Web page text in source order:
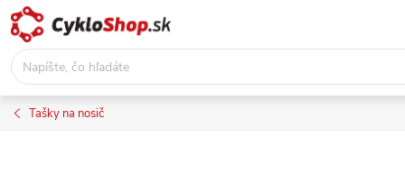
Prejsť
na
obsah
Tašky na nosič